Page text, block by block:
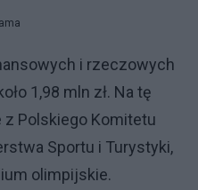
i rzeczowych
1,98 mln zł. Na tę
z Polskiego Komitetu
Sportu i Turystyki,
olimpijskie.